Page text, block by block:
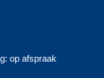
op afspraak